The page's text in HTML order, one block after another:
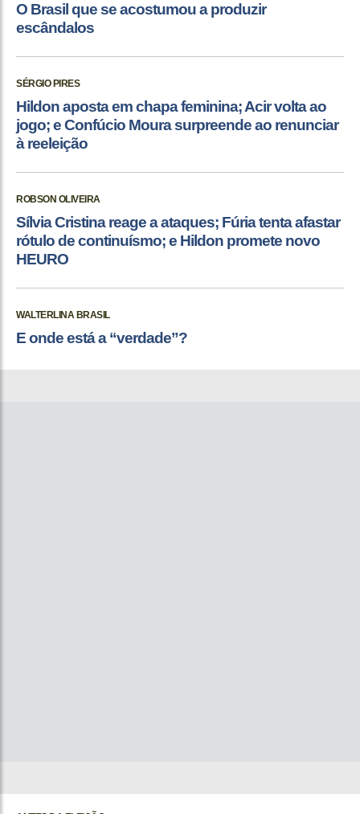
O Brasil que se acostumou a produzir
escândalos
SÉRGIO PIRES
Hildon aposta em chapa feminina; Acir volta ao
jogo; e Confúcio Moura surpreende ao renunciar
à reeleição
ROBSON OLIVEIRA
Sílvia Cristina reage a ataques; Fúria tenta afastar
rótulo de continuísmo; e Hildon promete novo
HEURO
WALTERLINA BRASIL
E onde está a “verdade”?